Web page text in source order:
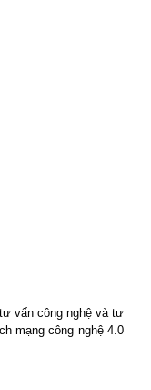
vấn công nghệ và tư
mạng công nghệ 4.0